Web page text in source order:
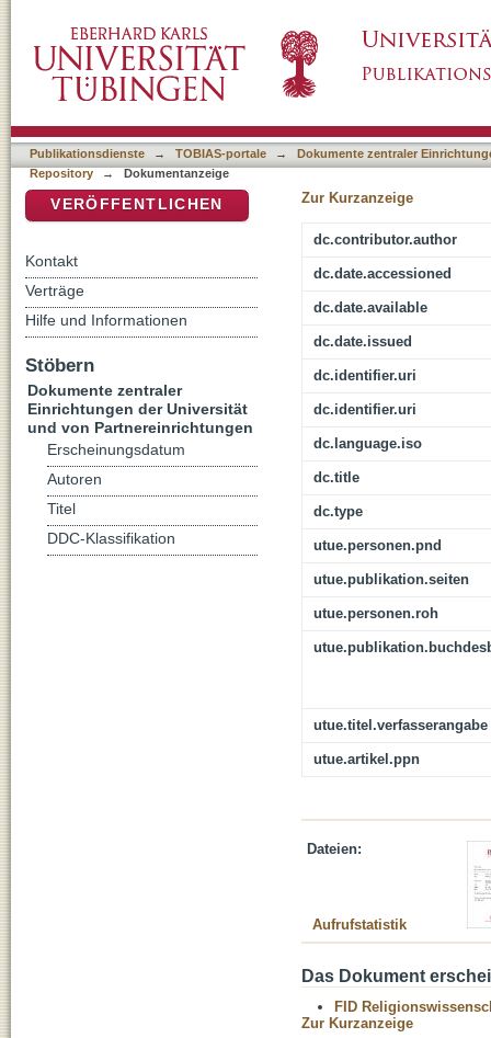
Publikationsdienste → TOBIAS-portale →
Dokumente zentraler
Repository
→ Dokumentanzeige
Zur Kurzanzeige
dc.contributor.author
dc.date.accessioned
dc.date.available
dc.date.issued
dc.identifier.uri
dc.identifier.uri
dc.language.iso
dc.title
dc.type
utue.personen.pnd
utue.publikation.seiten
utue.personen.roh
utue.titel.verfasserangabe
utue.artikel.ppn
Dateien:
Aufrufstatistik
Das Dokument
FID
Zur Kurzanzeige
VERÖFFENTLICHEN
Kontakt
Verträge
Hilfe und Informationen
Stöbern
Dokumente zentraler
Einrichtungen der Universität
und von Partnereinrichtungen
Erscheinungsdatum
Autoren
Titel
DDC-Klassifikation